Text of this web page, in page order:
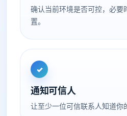
确认当前环境是否可控，必要
置。
✓
通知可信人
让至少一位可信联系人知道你